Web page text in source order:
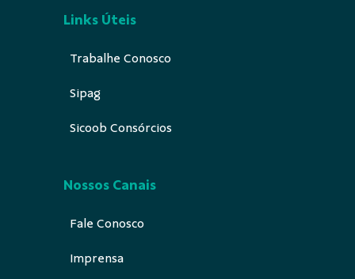
Links Úteis
Trabalhe Conosco
Sipag
Sicoob Consórcios
Nossos Canais
Fale Conosco
Imprensa